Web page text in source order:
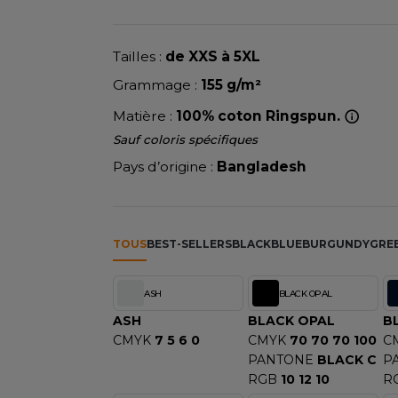
PYJAMA
SAC SHOPPING
SCHOOLWEAR
P
PAREDES SEGURIDAD
PEN DUICK
R
REGATTA
RESULT
RICA LEWIS
RUSSELL ATHLETIC®
RUSSELL ATHLETIC®
Tailles : de XXS à 5XL
Grammage : 155 g/m²
Matière : 100% coton Ringspun.
Sauf coloris spécifiques
Pays d’origine : Bangladesh
TOUSBEST-SELLERSBLACKBLUEBURGUNDY
ASH
ASH
CMYK 7 5 6 0
BLACK OPAL
BLACK OPAL
CMYK 70 70 70 100
PANTONE BLACK C
RGB 10 12 10